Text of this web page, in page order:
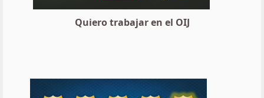
Quiero trabajar en el OIJ